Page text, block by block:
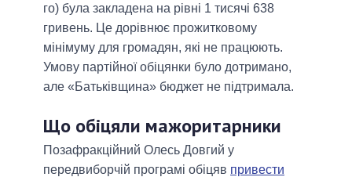
го) була закладена на рівні 1 тисячі 638
гривень. Це дорівнює прожитковому
мінімуму для громадян, які не працюють.
Умову партійної обіцянки було дотримано,
але «Батьківщина» бюджет не підтримала.
Що обіцяли мажоритарники
Позафракційний Олесь Довгий у
передвиборчій програмі обіцяв привести